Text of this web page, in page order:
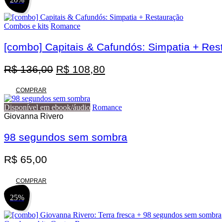
Combos e kits Romance
[combo] Capitais & Cafundós: Simpatia +
R$136,00 O
era:
R$ 136,00.
R$ 108,80
é:
COMPRAR
Disponível em ebook/áudio Romance
Giovanna Rivero
98 segundos sem sombra
R$ 65,00
COMPRAR
25%